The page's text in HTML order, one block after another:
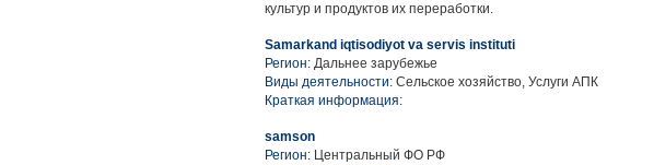
культур и продуктов их переработки.
Samarkand iqtisodiyot va servis instituti
Регион: Дальнее зарубежье
Виды деятельности: Сельское хозяйство, Услуги АПК
Краткая информация:
samson
Регион: Центральный ФО РФ